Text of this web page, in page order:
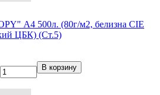
А4 500л. (80г/м2, белизна CIE
ЦБК) (Ст.5)
В корзину